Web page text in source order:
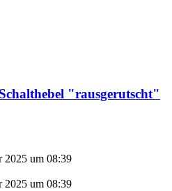
"rausgerutscht"
2025 um 08:39
2025 um 08:39